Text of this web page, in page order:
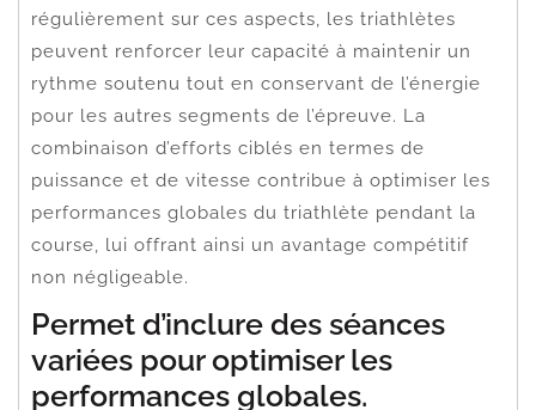
régulièrement sur ces aspects, les triathlètes
peuvent renforcer leur capacité à maintenir un
rythme soutenu tout en conservant de l’énergie
pour les autres segments de l’épreuve. La
combinaison d’efforts ciblés en termes de
puissance et de vitesse contribue à optimiser les
performances globales du triathlète pendant la
course, lui offrant ainsi un avantage compétitif
non négligeable.
Permet d’inclure des séances
variées pour optimiser les
performances globales.